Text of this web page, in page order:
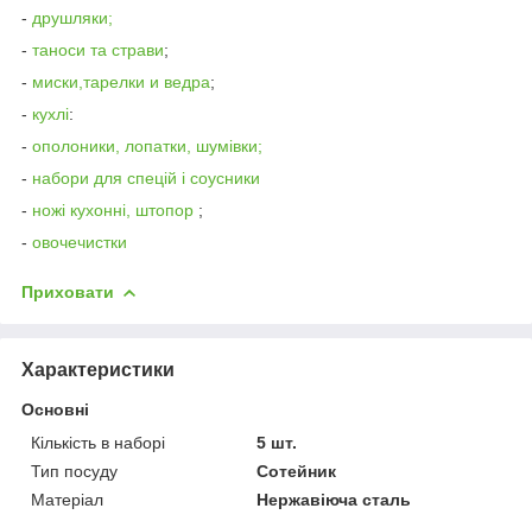
- друшляки;
- таноси та страви;
- миски,тарелки и ведра;
- кухлі:
- ополоники, лопатки, шумівки;
- набори для спецій і соусники
- ножі кухонні, штопор ;
- овочечистки
Приховати
Характеристики
Основні
Кількість в наборі
5 шт.
Тип посуду
Сотейник
Матеріал
Нержавіюча сталь